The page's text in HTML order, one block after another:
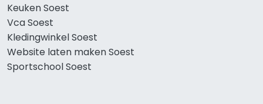
Keuken Soest
Vca Soest
Kledingwinkel Soest
Website laten maken Soest
Sportschool Soest